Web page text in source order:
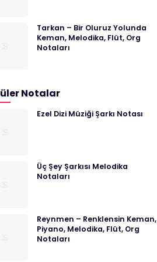
Tarkan – Bir Oluruz Yolunda
Keman, Melodika, Flüt, Org
Notaları
Notalar
Ezel Dizi Müziği Şarkı Notası
Üç Şey Şarkısı Melodika
Notaları
Reynmen – Renklensin Keman,
Piyano, Melodika, Flüt, Org
Notaları